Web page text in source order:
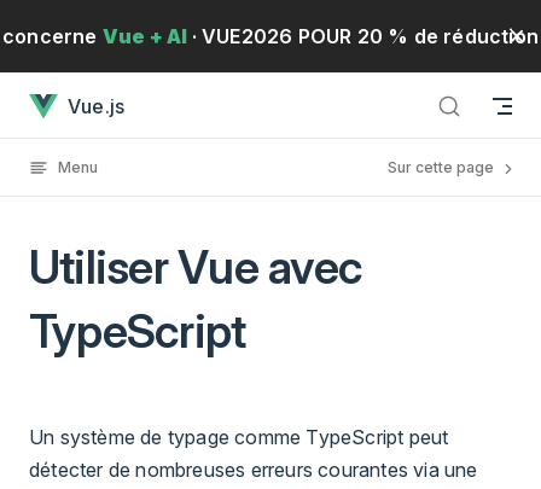
Passer au contenu
concerne Vue + AI · VUE2026 POUR 20 % de réduction
!· Du 19 au 21 mai 2026
Vue.js
Menu Sur cette page
Utiliser Vue avec
TypeScript
Un système de typage comme TypeScript peut
détecter de nombreuses erreurs courantes via une